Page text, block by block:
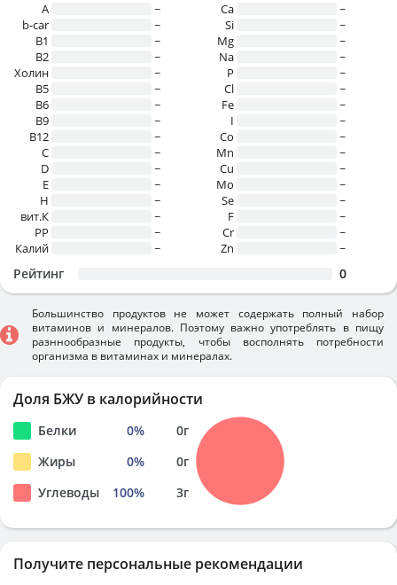
A
~
b-car
~
В1
~
B2
~
Холин
~
B5
~
B6
~
B9
~
B12
~
C
~
D
~
E
~
H
~
вит.К
~
PP
~
Калий
~
Ca
~
Si
~
Mg
~
Na
~
P
~
Cl
~
Fe
~
I
~
Co
~
Mn
~
Cu
~
Mo
~
Se
~
F
~
Cr
~
Zn
~
Рейтинг 0
Большинство продуктов не может содержать полный набор
витаминов и минералов. Поэтому важно употреблять в пищу
разннообразные продукты, чтобы восполнять потребности
организма в витаминах и минералах.
Доля БЖУ в калорийности
Белки 0% 0г
Жиры
0% 0г
Углеводы
100% 3г
Получите персональные рекомендации